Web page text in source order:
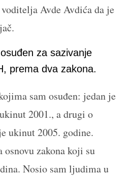
Avde Avdića da je
za sazivanje
prema dva zakona.
sam osuđen: jedan je
2001., a drugi o
ukinut 2005. godine.
osnovu zakona koji su
Nosio sam ljudima u